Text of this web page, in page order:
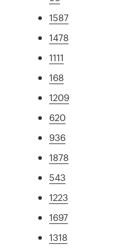
1587
1478
1111
168
1209
620
936
1878
543
1223
1697
1318